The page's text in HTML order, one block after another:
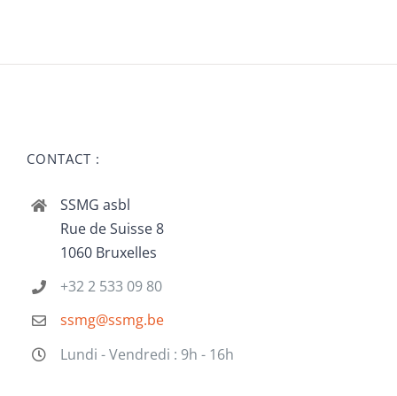
CONTACT :
SSMG asbl
Rue de Suisse 8
1060 Bruxelles
+32 2 533 09 80
ssmg@ssmg.be
Lundi - Vendredi : 9h - 16h